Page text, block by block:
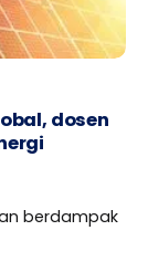
dosen
berdampak